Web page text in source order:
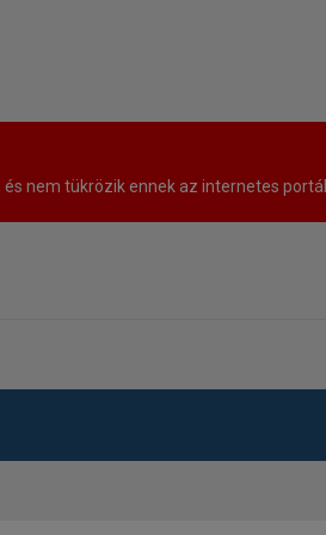
nem tükrözik ennek az internetes